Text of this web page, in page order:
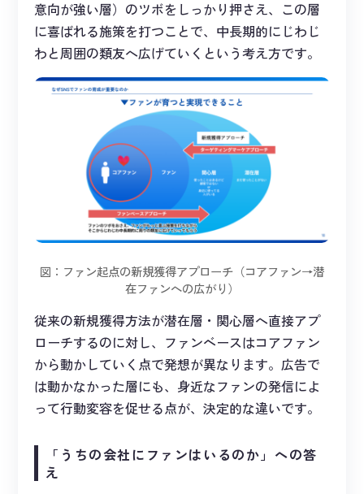
意向が強い層）のツボをしっかり押さえ、この層
に喜ばれる施策を打つことで、中長期的にじわじ
わと周囲の類友へ広げていくという考え方です。
図：ファン起点の新規獲得アプローチ（コアファン→潜
在ファンへの広がり）
従来の新規獲得方法が潜在層・関心層へ直接アプ
ローチするのに対し、ファンベースはコアファン
から動かしていく点で発想が異なります。広告で
は動かなかった層にも、身近なファンの発信によ
って行動変容を促せる点が、決定的な違いです。
「うちの会社にファンはいるのか」への答
え